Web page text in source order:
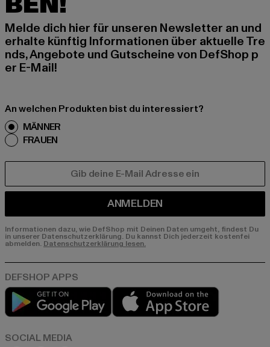
Melde dich hier für unseren Newsletter an und
erhalte künftig Informationen über aktuelle Tre
nds, Angebote und Gutscheine von DefShop p
er E-Mail!
An welchen Produkten bist du interessiert?
MÄNNER
FRAUEN
ANMELDEN
Informationen dazu, wie DefShop mit Deinen Daten umgeht, findest Du
in unserer Datenschutzerklärung. Du kannst Dich jederzeit kostenfei
abmelden. Datenschutzerklärung lesen.
Play market